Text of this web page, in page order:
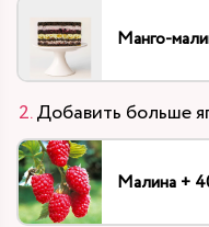
Манго-
Добавить больше
Малина +